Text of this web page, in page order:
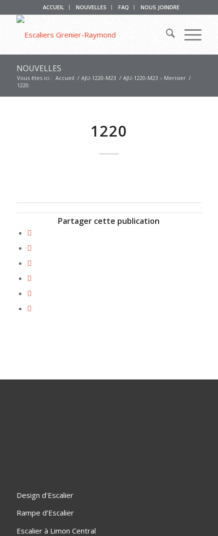
ACCUEIL NOUVELLES FAQ NOUS JOINDRE
NOUVELLES
Vous êtes ici : Accueil / AJU-1220-M23 / AJU-1220-M23 – Merisier /
1220
1220
Partager cette publication
Design d'Escalier
Rampe d'Escalier
Escalier à Limon Central